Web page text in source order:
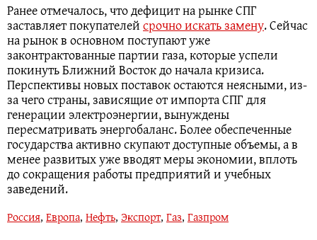
Ранее отмечалось, что дефицит на рынке СПГ
заставляет покупателейсрочно искать замену. Сейчас
на рынок в основном поступают уже
законтрактованные партии газа, которые успели
покинуть Ближний Восток до начала кризиса.
Перспективы новых поставок остаются неясными, из-
за чего страны, зависящие от импорта СПГ для
генерации электроэнергии, вынуждены
пересматривать энергобаланс. Более обеспеченные
государства активно скупают доступные объемы, а в
менее развитых уже вводят меры экономии, вплоть
до сокращения работы предприятий и учебных
заведений.
Россия, Европа, Нефть, Экспорт, Газ, Газпром